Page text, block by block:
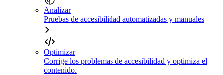
Analizar
Pruebas de accesibilidad automatizadas y manuales
Optimizar
Corrige los problemas de accesibilidad y optimiza el
contenido.